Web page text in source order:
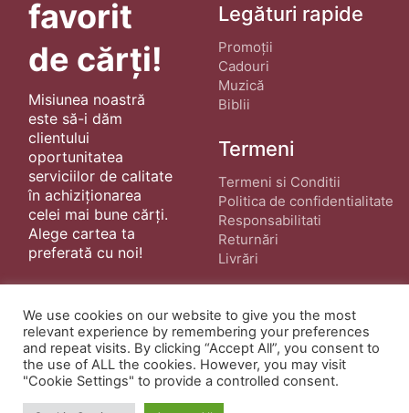
favorit
de cărți!
Misiunea noastră
este să-i dăm
clientului
oportunitatea
serviciilor de calitate
în achiziționarea
celei mai bune cărți.
Alege cartea ta
preferată cu noi!
Legături rapide
Promoții
Cadouri
Muzică
Biblii
Termeni
Termeni si Conditii
Politica de confidentialitate
Responsabilitati
Returnări
Livrări
© Copyright 2022 ·Cărți Creștine| Creat de
wphostee.uk· Toate Drepturile Rezervate
We use cookies on our website to give you the most
relevant experience by remembering your preferences
and repeat visits. By clicking “Accept All”, you consent to
the use of ALL the cookies. However, you may visit
"Cookie Settings" to provide a controlled consent.